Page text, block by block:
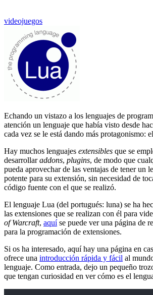
videojuegos
Echando un vistazo a los lenguajes de
atención un lenguaje que había visto desde
cada vez se le está dando más protagonismo:
Hay muchos lenguajes extensibles que se
desarrollaraddons, plugins, de modo que
pueda aprovechar de las ventajas de tener un
potente para su extensión, sin necesidad de
código fuente con el que se realizó.
El lenguaje Lua (del portugués: luna) se ha
las extensiones que se realizan con él para
of Warcraft, aquíse puede ver una página de
para la programación de extensiones.
Si os ha interesado, aquí hay una página en
ofrece una introducción rápida y fácil al
lenguaje. Como entrada, dejo un pequeño
que tengan curiosidad en ver cómo es el